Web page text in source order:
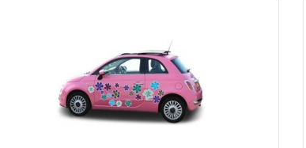
autostickers eigen ontwerpof de algemene categorie